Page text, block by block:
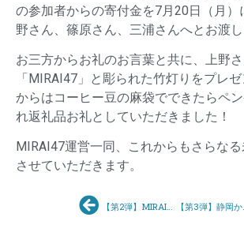
の参加者からの寄付金を7月20日（月）
野さん、篠原さん、三浦さんへとお渡し
お三方からお礼のお言葉と共に、上野
「MIRAI47」と彫られた竹灯りをプレ
からはコーヒー豆の麻袋でできたらペ
れ返礼品お礼としていただきました！
MIRAI47運営一同、これからもさらな
させていただきます。
【第3弾】静岡から始まる新たなローカルイノベーション